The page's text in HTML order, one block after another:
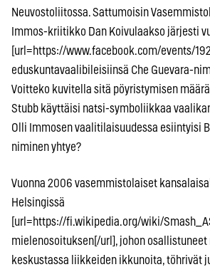
Neuvostoliitossa. Sattumoisin
Immos-kriitikko Dan Koivulaakso järjesti
[url=https://www.facebook.com/events/
eduskuntavaalibileisiinsä Che Guevara-
Voitteko kuvitella sitä pöyristymisen
Stubb käyttäisi natsi-symboliikkaa
Olli Immosen vaalitilaisuudessa esiintyisi
niminen yhtye?
Vuonna 2006 vasemmistolaiset
Helsingissä
[url=https://fi.wikipedia.org/wiki/
mielenosoituksen[/url], johon osallistuneet
keskustassa liikkeiden ikkunoita, töhrivät